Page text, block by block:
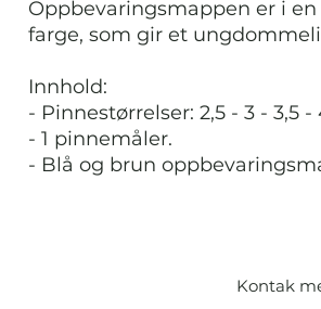
Oppbevaringsmappen er i
farge, som gir et
Innhold:
- Pinnestørrelser: 2,5 - 3 - 3,5
- 1 pinnemåler.
- Blå og brun
Kontak